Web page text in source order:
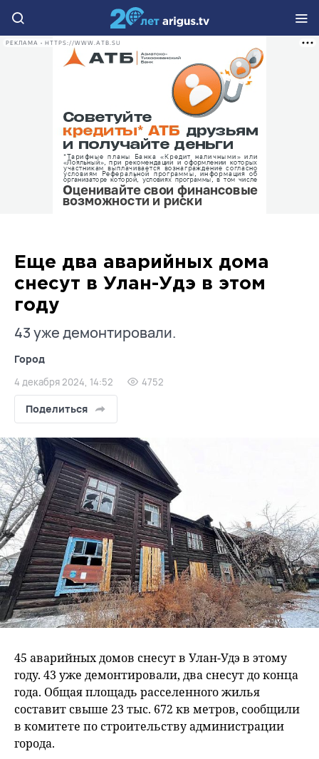
РЕКЛАМА • HTTPS://WWW.ATB.SU
Еще два аварийных дома
снесут в Улан-Удэ в этом
году
43 уже демонтировали.
Город
4 декабря 2024, 14:52 4752
Поделиться
45 аварийных домов снесут в Улан-Удэ в этому
году. 43 уже демонтировали, два снесут до конца
года. Общая площадь расселенного жилья
составит свыше 23 тыс. 672 кв метров, сообщили
в комитете по строительству администрации
города.